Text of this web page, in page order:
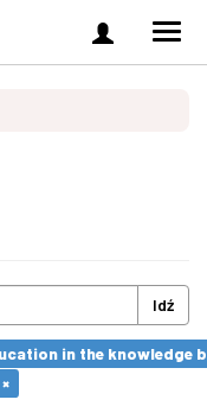
Zaloguj
się
Idź
in the knowledge